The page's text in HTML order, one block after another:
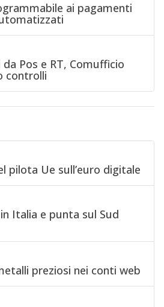
ai pagamenti
da Pos e RT, Comufficio
controlli
pilota Ue sull’euro digitale
Italia e punta sul Sud
preziosi nei conti web